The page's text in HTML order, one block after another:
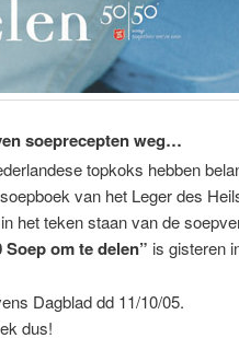
soeprecepten weg…
topkoks hebben
van het Leger des
het teken staan van de
Soep om te delen” is gisteren
Dagblad dd 11/10/05.
dus!